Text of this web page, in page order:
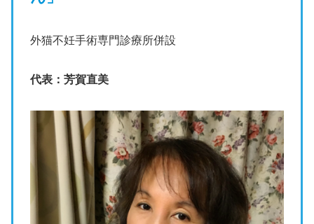
外猫不妊手術専門診療所併設
代表：芳賀直美